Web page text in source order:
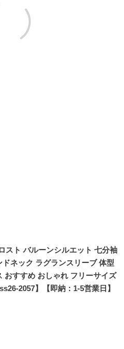
スト バルーンシルエット 七分袖
ネック ラグランスリーブ 体型
おすすめ おしゃれ フリーサイズ
2057】【即納：1-5営業日】